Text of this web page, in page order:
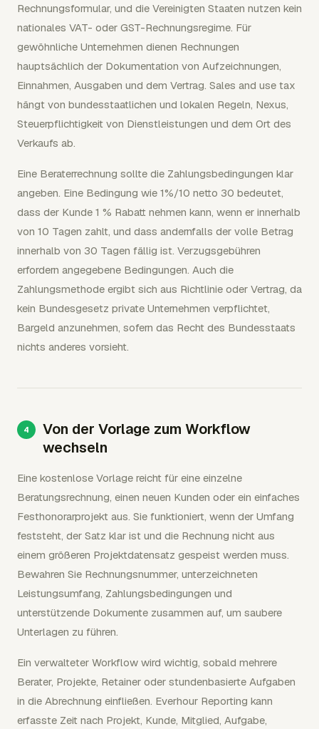
Rechnungsformular, und die Vereinigten Staaten nutzen kein
nationales VAT- oder GST-Rechnungsregime. Für
gewöhnliche Unternehmen dienen Rechnungen
hauptsächlich der Dokumentation von Aufzeichnungen,
Einnahmen, Ausgaben und dem Vertrag. Sales and use tax
hängt von bundesstaatlichen und lokalen Regeln, Nexus,
Steuerpflichtigkeit von Dienstleistungen und dem Ort des
Verkaufs ab.
Eine Beraterrechnung sollte die Zahlungsbedingungen klar
angeben. Eine Bedingung wie 1%/10 netto 30 bedeutet,
dass der Kunde 1 % Rabatt nehmen kann, wenn er innerhalb
von 10 Tagen zahlt, und dass andernfalls der volle Betrag
innerhalb von 30 Tagen fällig ist. Verzugsgebühren
erfordern angegebene Bedingungen. Auch die
Zahlungsmethode ergibt sich aus Richtlinie oder Vertrag, da
kein Bundesgesetz private Unternehmen verpflichtet,
Bargeld anzunehmen, sofern das Recht des Bundesstaats
nichts anderes vorsieht.
Von der Vorlage zum Workflow
wechseln
Eine kostenlose Vorlage reicht für eine einzelne
Beratungsrechnung, einen neuen Kunden oder ein einfaches
Festhonorarprojekt aus. Sie funktioniert, wenn der Umfang
feststeht, der Satz klar ist und die Rechnung nicht aus
einem größeren Projektdatensatz gespeist werden muss.
Bewahren Sie Rechnungsnummer, unterzeichneten
Leistungsumfang, Zahlungsbedingungen und
unterstützende Dokumente zusammen auf, um saubere
Unterlagen zu führen.
Ein verwalteter Workflow wird wichtig, sobald mehrere
Berater, Projekte, Retainer oder stundenbasierte Aufgaben
in die Abrechnung einfließen. Everhour Reporting kann
erfasste Zeit nach Projekt, Kunde, Mitglied, Aufgabe,